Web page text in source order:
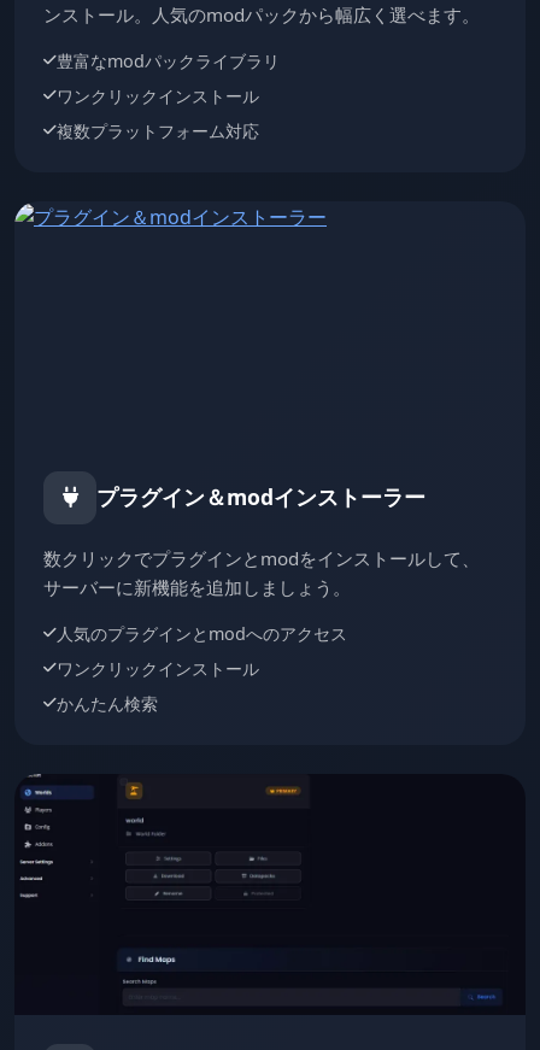
ンストール。人気のmodパックから幅広く選べます。
豊富なmodパックライブラリ
ワンクリックインストール
複数プラットフォーム対応
プラグイン＆modインストーラー
数クリックでプラグインとmodをインストールして、
サーバーに新機能を追加しましょう。
人気のプラグインとmodへのアクセス
ワンクリックインストール
かんたん検索